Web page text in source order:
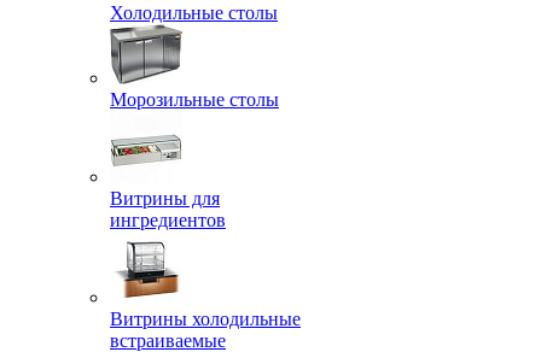
Холодильные столы
Морозильные столы
Витрины для
ингредиентов
Витрины холодильные
встраиваемые